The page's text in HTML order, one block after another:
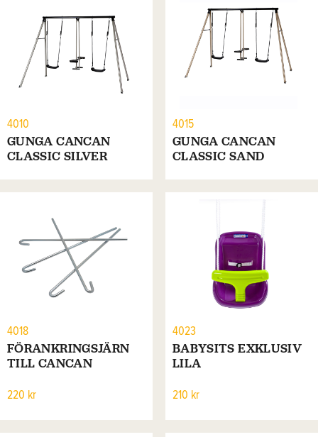
4010
GUNGA CANCAN
CLASSIC SILVER
4015
GUNGA CANCAN
CLASSIC SAND
4018
FÖRANKRINGSJÄRN
TILL CANCAN
220 kr
4023
BABYSITS EXKLUSIV
LILA
210 kr